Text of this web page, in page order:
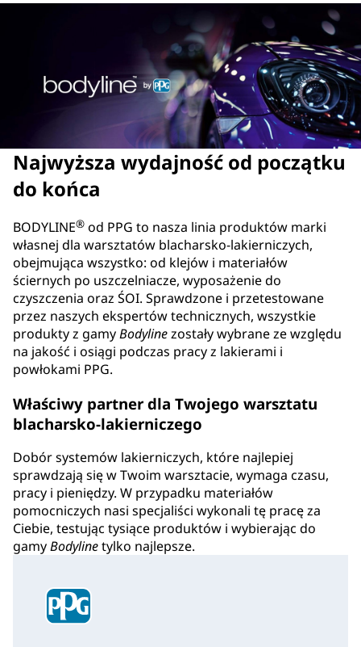
Najwyższa wydajność od początku
do końca
BODYLINE® od PPG to nasza linia produktów marki
własnej dla warsztatów blacharsko-lakierniczych,
obejmująca wszystko: od klejów i materiałów
ściernych po uszczelniacze, wyposażenie do
czyszczenia oraz ŚOI. Sprawdzone i przetestowane
przez naszych ekspertów technicznych, wszystkie
produkty z gamyBodylinezostały wybrane ze względu
na jakość i osiągi podczas pracy z lakierami i
powłokami PPG.
Właściwy partner dla Twojego warsztatu
blacharsko-lakierniczego
Dobór systemów lakierniczych, które najlepiej
sprawdzają się w Twoim warsztacie, wymaga czasu,
pracy i pieniędzy. W przypadku materiałów
pomocniczych nasi specjaliści wykonali tę pracę za
Ciebie, testując tysiące produktów i wybierając do
gamyBodylinetylko najlepsze.